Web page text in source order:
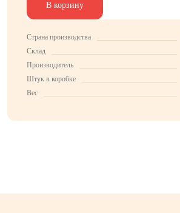
В корзину
Страна производства
Склад
Производитель
Штук в коробке
Вес